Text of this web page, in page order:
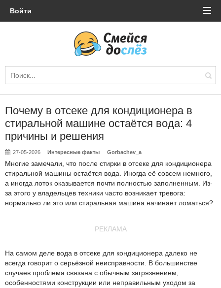
Войти
Почему в отсеке для кондиционера в
стиральной машине остаётся вода: 4
причины и решения
27-05-2026 Интересные факты Gorbachev_a
Многие замечали, что после стирки в отсеке для кондиционера
стиральной машины остаётся вода. Иногда её совсем немного,
а иногда лоток оказывается почти полностью заполненным. Из-
за этого у владельцев техники часто возникает тревога:
нормально ли это или стиральная машина начинает ломаться?
РЕКЛАМА
На самом деле вода в отсеке для кондиционера далеко не
всегда говорит о серьёзной неисправности. В большинстве
случаев проблема связана с обычным загрязнением,
особенностями конструкции или неправильным уходом за